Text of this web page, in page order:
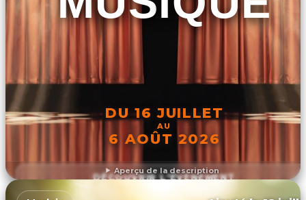
Aperçu de la description
DU 16 JUILLET
AU
6 AOÛT 2026
DÉCOUVRIR L'ÉVÉNEMENT